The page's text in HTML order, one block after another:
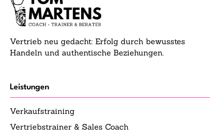
Vertrieb neu gedacht: Erfolg durch bewusstes
Handeln und authentische Beziehungen.
Leistungen
Verkaufstraining
Vertriebstrainer & Sales Coach